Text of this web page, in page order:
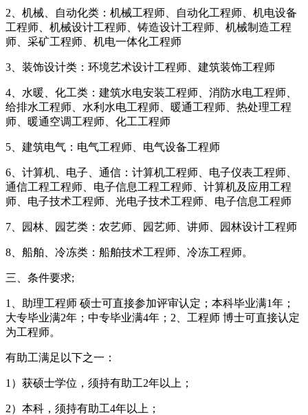
2、机械、自动化类：机械工程师、自动化工程师、机电设备
工程师、机械设计工程师、铸造设计工程师、机械制造工程
师、采矿工程师、机电一体化工程师
3、装饰设计类：环境艺术设计工程师、建筑装饰工程师
4、水暖、化工类：建筑水电安装工程师、消防水电工程师、
给排水工程师、水利水电工程师、暖通工程师、热处理工程
师、暖通空调工程师、化工工程师
5、建筑电气：电气工程师、电气设备工程师
6、计算机、电子、通信：计算机工程师、电子仪表工程师、
通信工程工程师、电子信息工程工程师、计算机及应用工程
师、电子技术工程师、光电子技术工程师、电子信息工程师
7、园林、园艺类：农艺师、园艺师、讲师、园林设计工程师
8、船舶、冷冻类：船舶技术工程师、冷冻工程师。
三、条件要求;
1、助理工程师 硕士可直接参加评审认定；本科毕业满1年；
大专毕业满2年；中专毕业满4年；2、工程师 博士可直接认定
为工程师。
有助工满足以下之一：
1）获硕士学位，须持有助工2年以上；
2）本科，须持有助工4年以上；